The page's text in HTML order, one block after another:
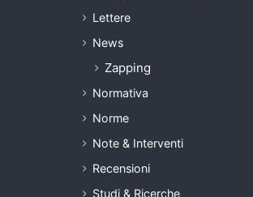
Lettere
News
Zapping
Normativa
Norme
Note & Interventi
Recensioni
Studi & Ricerche